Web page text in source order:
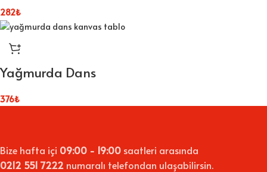
282₺
Yağmurda Dans
376₺
Bize hafta içi 09:00 - 19:00 saatleri arasında
0212 551 7222 numaralı telefondan ulaşabilirsin.